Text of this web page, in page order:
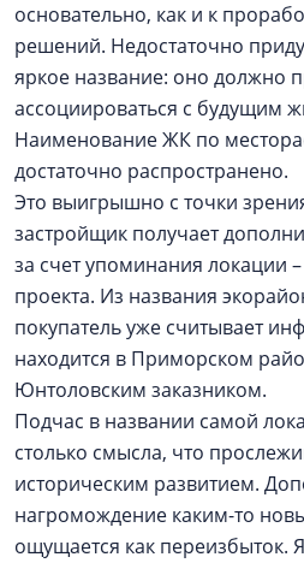
основательно, как и к
решений. Недостаточно
яркое название: оно должно
ассоциироваться с будущим
Наименование ЖК по
достаточно распространено.
Это выигрышно с точки
застройщик получает
за счет упоминания локации
проекта. Из названия
покупатель уже считывает
находится в Приморском
Юнтоловским заказником.
Подчас в названии самой
столько смысла, что
историческим развитием.
нагромождение каким-то
ощущается как переизбыток.